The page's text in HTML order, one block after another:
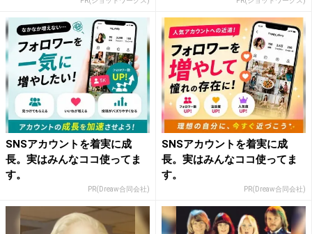
SNSアカウントを着実に成
長。実はみんなココ使ってま
す。
PR(Dreaw合同会社)
SNSアカウントを着実に成
長。実はみんなココ使ってま
す。
PR(Dreaw合同会社)